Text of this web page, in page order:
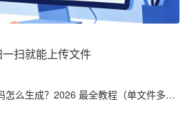
扫就能上传文件
怎么生成？2026 最全教程（单文件多文